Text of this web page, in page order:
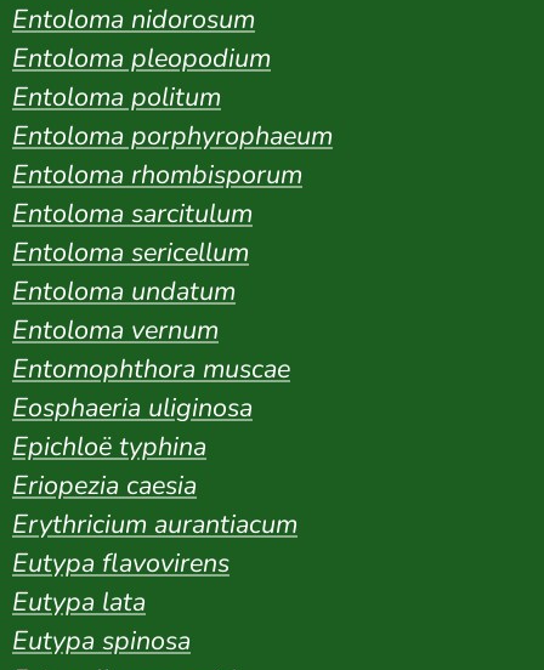
Entoloma nidorosum
Entoloma pleopodium
Entoloma politum
Entoloma porphyrophaeum
Entoloma rhombisporum
Entoloma sarcitulum
Entoloma sericellum
Entoloma undatum
Entoloma vernum
Entomophthora muscae
Eosphaeria uliginosa
Epichloë typhina
Eriopezia caesia
Erythricium aurantiacum
Eutypa flavovirens
Eutypa lata
Eutypa spinosa